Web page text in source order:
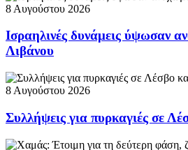
8 Αυγούστου 2026
Ισραηλινές δυνάμεις ύψωσαν
Λιβάνου
8 Αυγούστου 2026
Συλλήψεις για πυρκαγιές σε